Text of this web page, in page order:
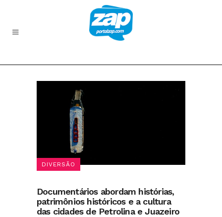
DIVERSÃO
Documentários abordam histórias,
patrimônios históricos e a cultura
das cidades de Petrolina e Juazeiro